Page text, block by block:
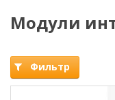
Модули
Фильтр